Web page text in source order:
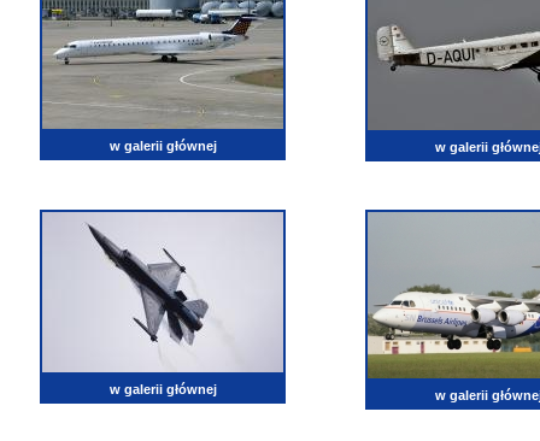
w galerii głównej w galerii
w galerii głównej w galerii